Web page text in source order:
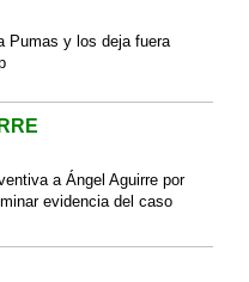
Pumas y los deja fuera
a Ángel Aguirre por
evidencia del caso